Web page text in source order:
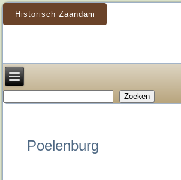
Historisch Zaandam
Zoeken
Poelenburg